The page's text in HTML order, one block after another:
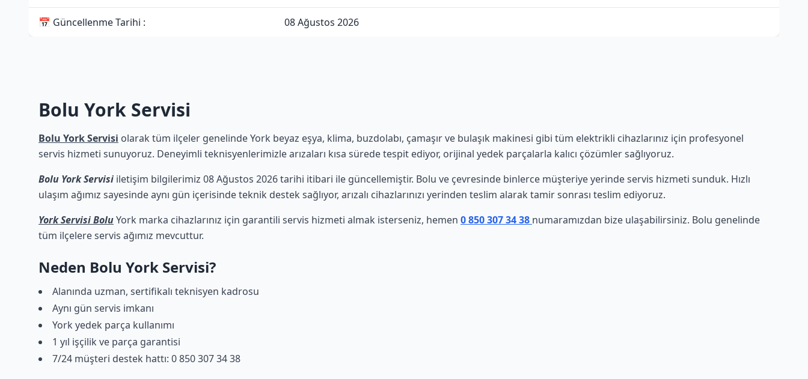
📅 Güncellenme Tarihi : 08 Ağustos 2026
Bolu York Servisi
Bolu York Servisi olarak tüm ilçeler genelinde York beyaz eşya, klima, buzdolabı, çamaşır ve bulaşık makinesi gibi tüm elektrikli cihazlarınız için profesyonel
servis hizmeti sunuyoruz. Deneyimli teknisyenlerimizle arızaları kısa sürede tespit ediyor, orijinal yedek parçalarla kalıcı çözümler sağlıyoruz.
Bolu York Servisi iletişim bilgilerimiz 08 Ağustos 2026 tarihi itibari ile güncellemiştir. Bolu ve çevresinde binlerce müşteriye yerinde servis hizmeti sunduk. Hızlı
ulaşım ağımız sayesinde aynı gün içerisinde teknik destek sağlıyor, arızalı cihazlarınızı yerinden teslim alarak tamir sonrası teslim ediyoruz.
York Servisi BoluYork marka cihazlarınız için garantili servis hizmeti almak isterseniz, hemen 0 850 307 34 38 numaramızdan bize ulaşabilirsiniz. Bolu genelinde
tüm ilçelere servis ağımız mevcuttur.
Neden Bolu York Servisi?
Alanında uzman, sertifikalı teknisyen kadrosu
Aynı gün servis imkanı
York yedek parça kullanımı
1 yıl işçilik ve parça garantisi
7/24 müşteri destek hattı: 0 850 307 34 38